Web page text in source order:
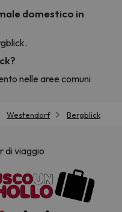
domestico in
nelle aree comuni
Westendorf Bergblick
di viaggio